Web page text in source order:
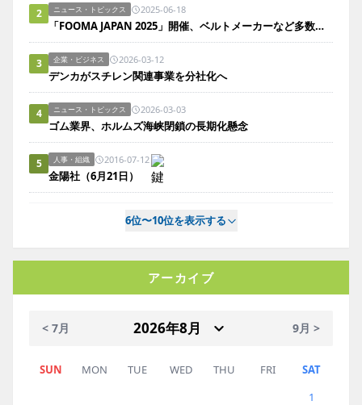
2 ニュース・トピックス 2025-06-18
「FOOMA JAPAN 2025」開催、ベルトメーカーなど多数出展
3 企業・ビジネス 2026-03-12
デンカがスチレン関連事業を分社化へ
4 ニュース・トピックス 2026-03-03
ゴム業界、ホルムズ海峡閉鎖の長期化懸念
5 人事・組織 2016-07-12
金陽社（6月21日）
6位〜10位を表示する
アーカイブ
< 7月 9月 >
SUN MON TUE WED THU FRI
SAT
1